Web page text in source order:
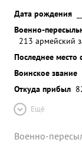
Дата рождения
Военно-
213 армейский
Последнее место
Воинское звание
Откуда прибыл
Ещё
Военно-